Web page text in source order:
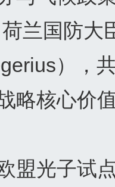
兰国防大
），
略核心价
盟光子试